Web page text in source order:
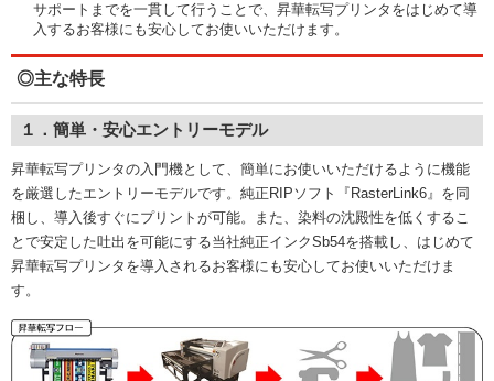
サポートまでを一貫して行うことで、昇華転写プリンタをはじめて導
入するお客様にも安心してお使いいただけます。
◎主な特長
１．簡単・安心エントリーモデル
昇華転写プリンタの入門機として、簡単にお使いいただけるように機能
を厳選したエントリーモデルです。純正RIPソフト『RasterLink6』を同
梱し、導入後すぐにプリントが可能。また、染料の沈殿性を低くするこ
とで安定した吐出を可能にする当社純正インクSb54を搭載し、はじめて
昇華転写プリンタを導入されるお客様にも安心してお使いいただけま
す。